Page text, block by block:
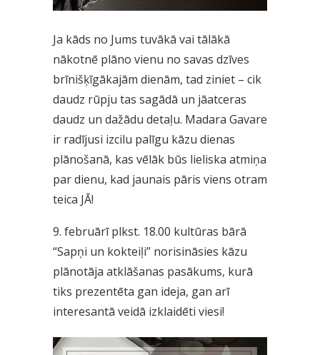
Ja kāds no Jums tuvākā vai tālākā
nākotnē plāno vienu no savas dzīves
brīnišķīgākajām dienām, tad ziniet – cik
daudz rūpju tas sagādā un jāatceras
daudz un dažādu detaļu. Madara Gavare
ir radījusi izcilu palīgu kāzu dienas
plānošanā, kas vēlāk būs lieliska atmiņa
par dienu, kad jaunais pāris viens otram
teica JĀ!
9. februārī plkst. 18.00 kultūras bārā
“Sapņi un kokteiļi” norisināsies kāzu
plānotāja atklāšanas pasākums, kurā
tiks prezentēta gan ideja, gan arī
interesantā veidā izklaidēti viesi!